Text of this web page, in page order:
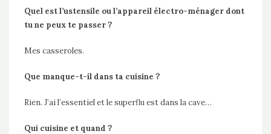
Quel est l’ustensile ou l’appareil électro-ménager dont
tu ne peux te passer ?
Mes casseroles.
Que manque-t-il dans ta cuisine ?
Rien. J’ai l’essentiel et le superflu est dans la cave…
Qui cuisine et quand ?